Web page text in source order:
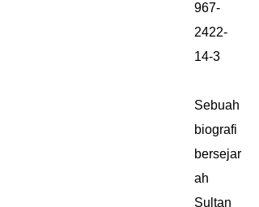
967-
2422-
14-3
Sebuah
biografi
bersejar
ah
Sultan